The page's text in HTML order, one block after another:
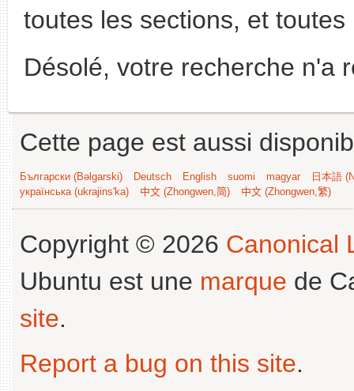
toutes les sections, et
Désolé, votre recherche n'a
Cette page est aussi
Български (Bəlgarski) Deutsch English suomi magyar
日本語
українська (ukrajins'ka)
中文 (Zhongwen,简) 中文 (Zhongwen,繁)
Copyright © 2026 Canonical
Ubuntu est une marque de
site.
Report a bug on this site.